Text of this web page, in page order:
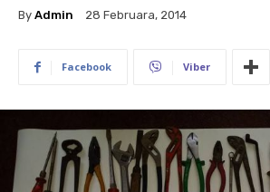
By Admin 28 Februara, 2014
Facebook Viber